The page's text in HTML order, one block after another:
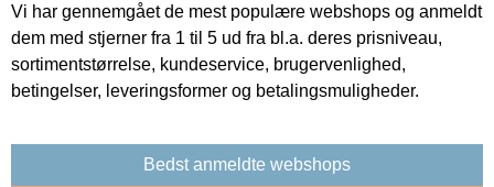
Vi har gennemgået de mest populære webshops og anmeldt
dem med stjerner fra 1 til 5 ud fra bl.a. deres prisniveau,
sortimentstørrelse, kundeservice, brugervenlighed,
betingelser, leveringsformer og betalingsmuligheder.
Bedst anmeldte webshops